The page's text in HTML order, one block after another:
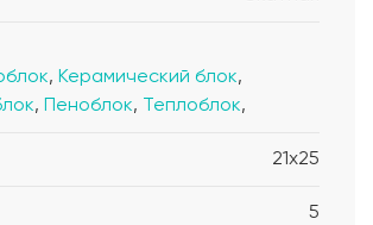
, Керамический блок,
, Пеноблок, Теплоблок,
21x25
5